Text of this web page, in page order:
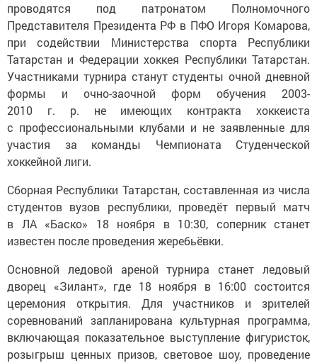
проводятся под патронатом Полномочного
Представителя Президента РФ в ПФО Игоря Комарова,
при содействии Министерства спорта Республики
Татарстан и Федерации хоккея Республики Татарстан.
Участниками турнира станут студенты очной дневной
формы и очно-заочной форм обучения 2003-
2010 г. р. не имеющих контракта хоккеиста
с профессиональными клубами и не заявленные для
участия за команды Чемпионата Студенческой
хоккейной лиги.
Сборная Республики Татарстан, составленная из числа
студентов вузов республики, проведёт первый матч
в ЛА «Баско» 18 ноября в 10:30, соперник станет
известен после проведения жеребьёвки.
Основной ледовой ареной турнира станет ледовый
дворец «Зилант», где 18 ноября в 16:00 состоится
церемония открытия. Для участников и зрителей
соревнований запланирована культурная программа,
включающая показательное выступление фигуристок,
розыгрыш ценных призов, световое шоу, проведение